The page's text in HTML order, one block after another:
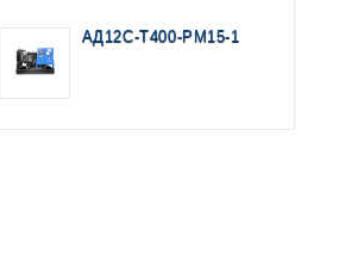
АД12С-Т400-РМ15-1